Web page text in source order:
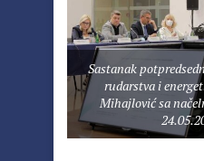
Sastanak
rudarstva i
Mihajlović sa